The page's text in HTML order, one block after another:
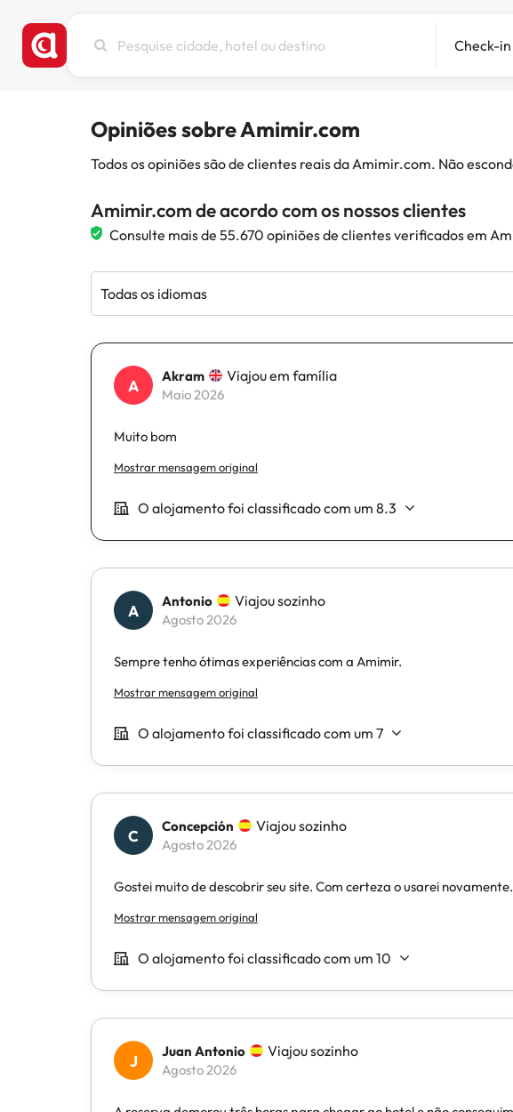
cidade,
Check-in
Opiniões sobre Amimir.com
Todos os opiniões são de clientes reais da Amimir.com. Não
Amimir.com de acordo com os nossos clientes
Consulte mais de 55.670 opiniões de clientes verificados em